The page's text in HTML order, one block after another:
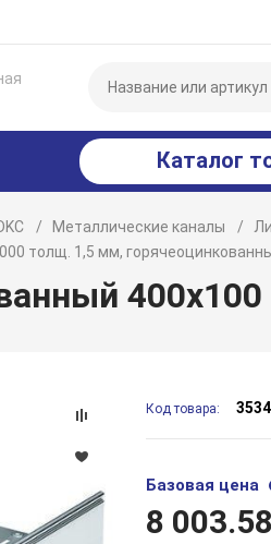
Каталог
Металлические каналы
толщ. 1,5 мм,
Код товара:
Базовая цена
8